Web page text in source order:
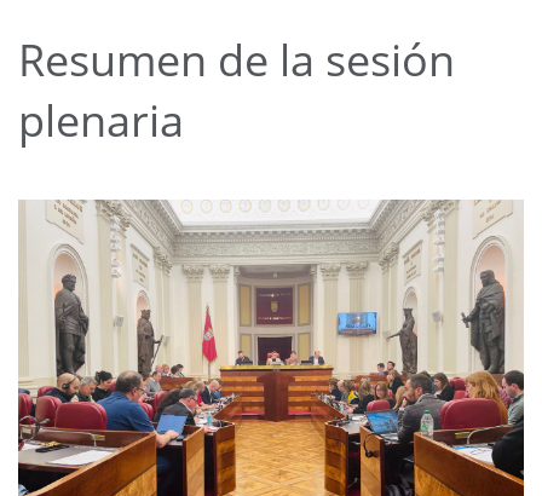
Resumen de la sesión
plenaria